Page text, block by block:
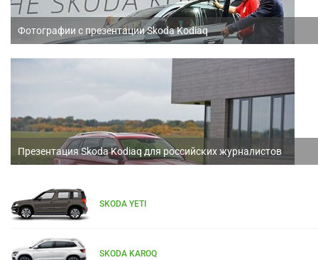
Фотографии с презентации Skoda Kodiaq
Презентация Skoda Kodiaq для российских журналистов
SKODA YETI
SKODA KAROQ